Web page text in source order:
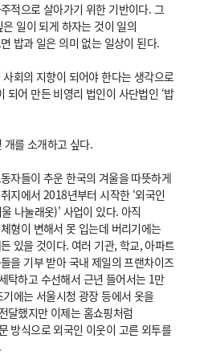
적으로 살아가기 위한 기반이다. 그
일이 되게 하자는 것이 일의
밥과 일은 의미 없는 일상이 된다.
회의 지향이 되어야 한다는 생각으로
되어 만든 비영리 법인이 사단법인 ‘밥
개를 소개하고 싶다.
자들이 추운 한국의 겨울을 따뜻하게
지에서 2018년부터 시작한 ‘외국인
나눌래옷)’ 사업이 있다. 아직
형이 변해서 못 입는데 버리기에는
있을 것이다. 여러 기관, 학교, 아파트
을 기부 받아 국내 제일의 프랜차이즈
탁하고 수선해서 근년 들어서는 1만
에는 서울시청 광장 등에서 옷을
달했지만 이제는 홈쇼핑처럼
방식으로 외국인 이웃이 고른 외투를